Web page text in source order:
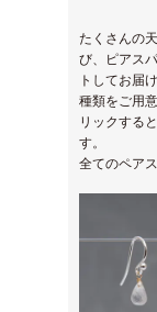
たくさんの
び、ピアス
トしてお届
種類をご用
リックする
す。
全てのペア